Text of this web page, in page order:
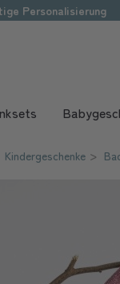
Personalisierung
Kindergeschenke